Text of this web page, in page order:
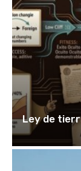
Ley de